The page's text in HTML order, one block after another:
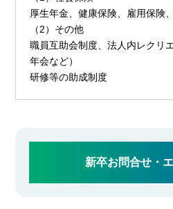
厚生年金、健康保険、雇用保険
（2）その他
職員互助会制度、法人内レクリ
年会など）
研修等の助成制度
新卒お問合せ・